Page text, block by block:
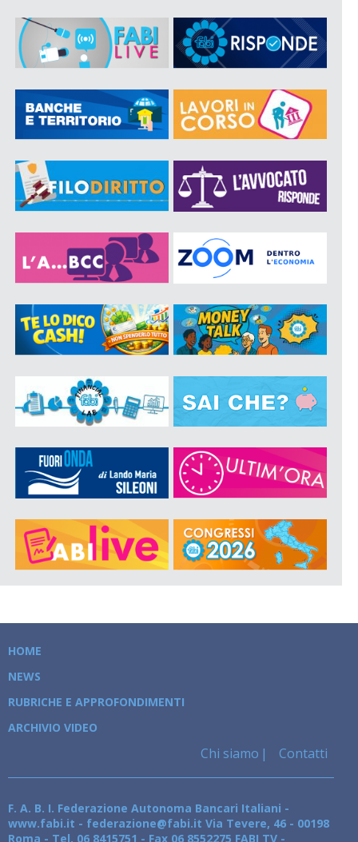
HOME
NEWS
RUBRICHE E APPROFONDIMENTI
ARCHIVIO VIDEO
Chi siamo Contatti
F. A. B. I. Federazione Autonoma Bancari Italiani -
www.fabi.it - federazione@fabi.it Via Tevere, 46 - 00198
Roma - Tel. 06 8415751 - Fax 06 8552275 FABI TV -